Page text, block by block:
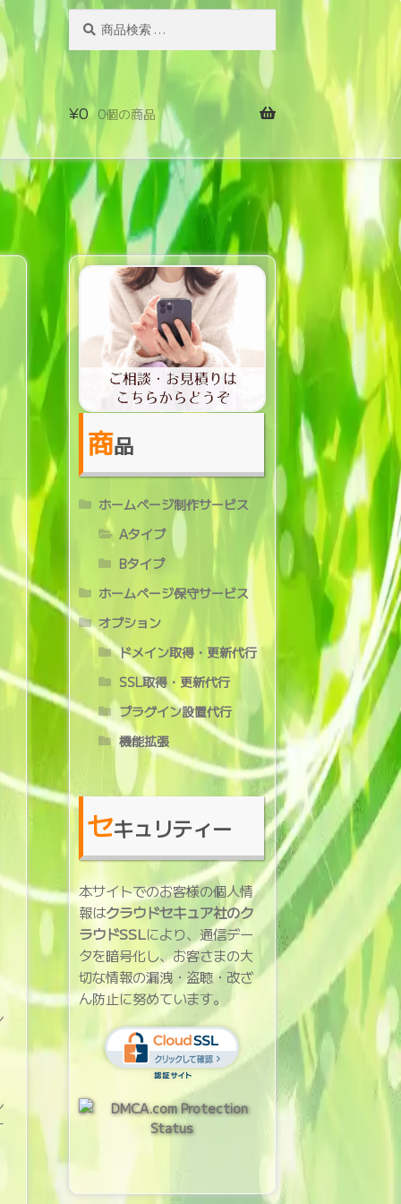
検
対
象:
検
¥0 0個の商品
商品
ホームページ制作サービス
Aタイプ
Bタイプ
ホームページ保守サービス
オプション
ドメイン取得・更新代行
SSL取得・更新代行
プラグイン設置代行
機能拡張
セキュリティー
本サイトでのお客様の個人情
報はクラウドセキュア社のク
ラウドSSLにより、通信デー
タを暗号化し、お客さまの大
切な情報の漏洩・盗聴・改ざ
ん防止に努めています。